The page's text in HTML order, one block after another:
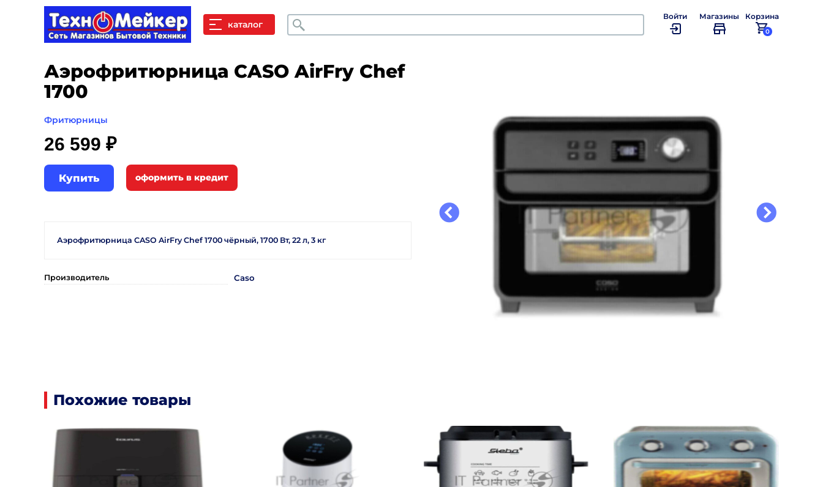
каталог Поиск Войти Магазины Корзина
0
Аэрофритюрница CASO AirFry Chef
1700
Фритюрницы
26 599 ₽
Купить
Аэрофритюрница CASO AirFry Chef 1700 чёрный, 1700 Вт, 22 л, 3 кг
Производитель Caso
Похожие товары